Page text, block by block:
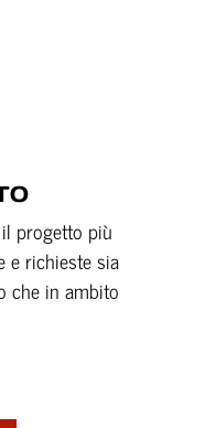
progetto più
e richieste sia
che in ambito